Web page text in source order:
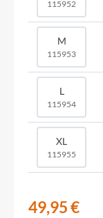
115952
M
115953
L
115954
XL
115955
49,95 €